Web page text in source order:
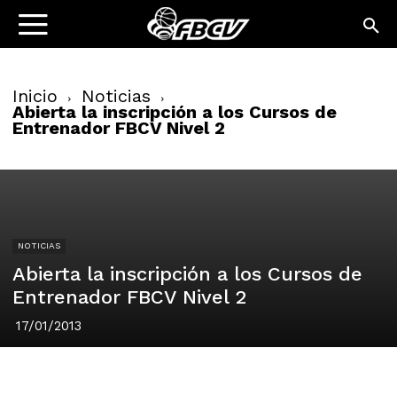
Inicio Noticias
Abierta la inscripción a los Cursos de
Entrenador FBCV Nivel 2
NOTICIAS
Abierta la inscripción a los Cursos de
Entrenador FBCV Nivel 2
17/01/2013